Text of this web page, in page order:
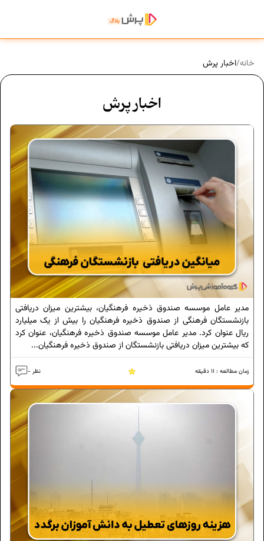
خانه/اخبار پرش
اخبار پرش
مدیر عامل موسسه صندوق ذخیره فرهنگیان، بیشترین میزان دریافتی
بازنشستگان فرهنگی از صندوق ذخیره فرهنگیان را بیش از یک میلیارد
ریال عنوان کرد. مدیر عامل موسسه صندوق ذخیره فرهنگیان، عنوان کرد
که بیشترین میزان دریافتی بازنشستگان از صندوق ذخیره فرهنگیان...
- نظر زمان مطالعه : 11 دقیقه